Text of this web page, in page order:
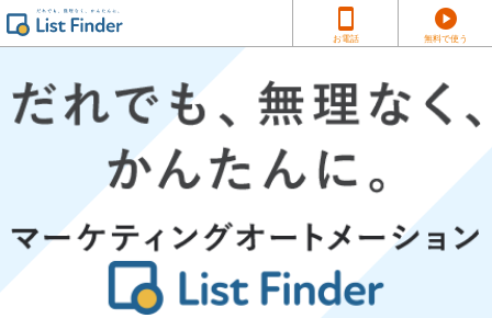
smartphone
お電話
play_circle
無料で使う